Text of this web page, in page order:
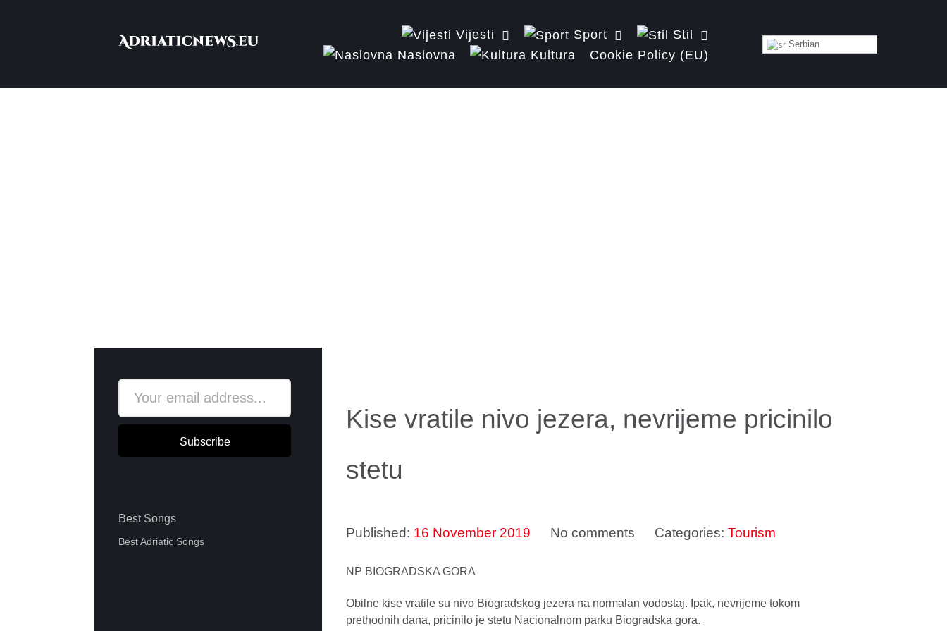
Vijesti Sport
Stil
Naslovna
Kultura Cookie Policy (EU)
Serbian
Subscribe
Best Songs
Best Adriatic Songs
Kise vratile nivo jezera, nevrijeme pricinilo
stetu
Published: 16 November 2019 No comments Categories: Tourism
NP BIOGRADSKA GORA
Obilne kise vratile su nivo Biogradskog jezera na normalan vodostaj. Ipak, nevrijeme tokom
prethodnih dana, pricinilo je stetu Nacionalnom parku Biogradska gora.